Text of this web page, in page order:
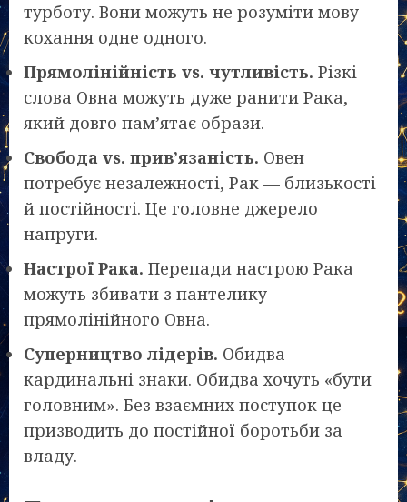
турботу. Вони можуть не розуміти мову
кохання одне одного.
Прямолінійність vs. чутливість. Різкі
слова Овна можуть дуже ранити Рака,
який довго пам’ятає образи.
Свобода vs. прив’язаність. Овен
потребує незалежності, Рак — близькості
й постійності. Це головне джерело
напруги.
Настрої Рака. Перепади настрою Рака
можуть збивати з пантелику
прямолінійного Овна.
Суперництво лідерів. Обидва —
кардинальні знаки. Обидва хочуть «бути
головним». Без взаємних поступок це
призводить до постійної боротьби за
владу.